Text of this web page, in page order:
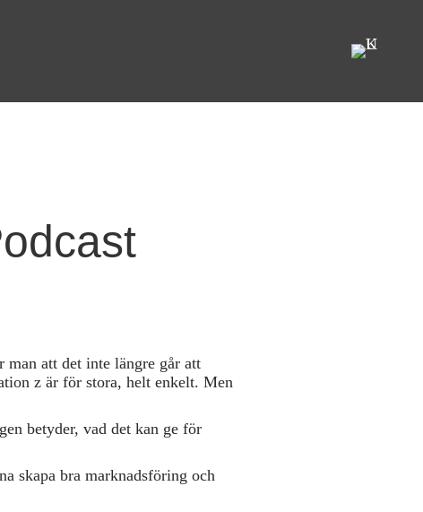
man att det inte längre går att
z är för stora, helt enkelt. Men
betyder, vad det kan ge för
skapa bra marknadsföring och